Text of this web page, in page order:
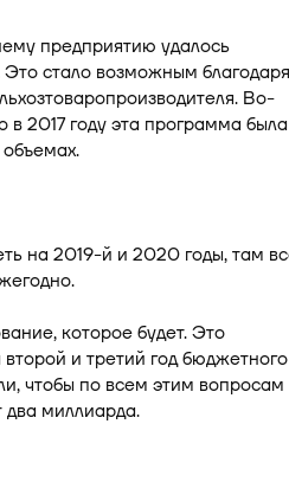
предприятию удалось
Это стало возможным благодаря
Во-
2017 году эта программа была
на 2019-й и 2020 годы, там
которое будет. Это
и третий год бюджетного
чтобы по всем этим вопросам
два миллиарда.